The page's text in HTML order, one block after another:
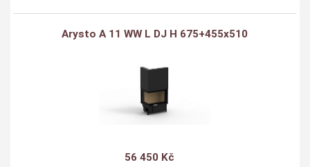
Arysto A 11 WW L DJ H 675+455x510
56 450 Kč